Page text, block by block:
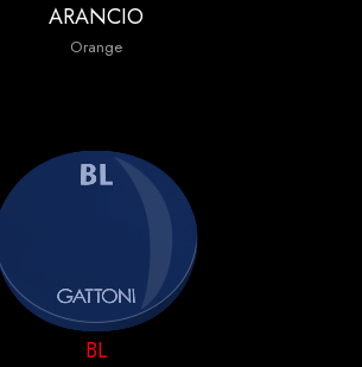
ARANCIO
Orange
BL